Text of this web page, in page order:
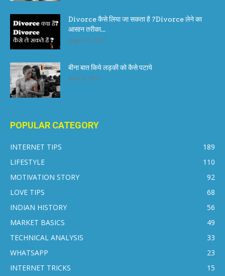
Divorce कैसे लिया जा सकता है ?Divorce लेने का
आसान तरीका...
August 1, 2017
बीना बात किये लड़की को कैसे पटाये
April 6, 2017
POPULAR CATEGORY
INTERNET TIPS
189
LIFESTYLE
110
MOTIVATION STORY
92
LOVE TIPS
68
INDIAN HISTORY
56
MARKET BASICS
49
TECHNICAL ANALYSIS
33
WHATSAPP
23
INTERNET TRICKS
15